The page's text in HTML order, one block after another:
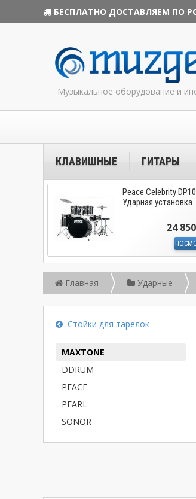
БЕСПЛАТНО ДОСТАВЛЯЕМ ПО
Музыкальное оборудование и
КЛАВИШНЫЕ ГИТАРЫ
Peace Celebrity
Ударная установка
24
Главная Ударные
Стойки для тарелок
MAXTONE
DDRUM
PEACE
PEARL
SONOR